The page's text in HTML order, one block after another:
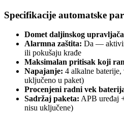
Specifikacije automatske
Domet daljinskog
Alarmna zaštita: Da —
ili pokušaju krađe
Maksimalan pritisak koji
Napajanje: 4 alkalne
uključeno u paket)
Procenjeni radni vek
Sadržaj paketa: APB uređaj
nisu uključene)